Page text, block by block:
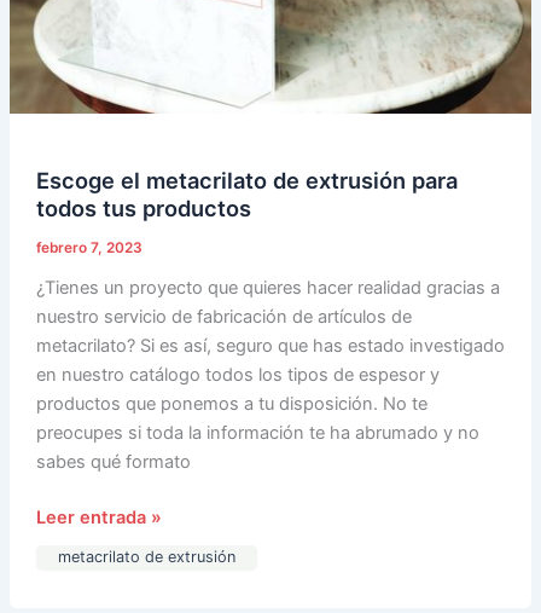
Escoge el metacrilato de extrusión para
todos tus productos
febrero 7, 2023
¿Tienes un proyecto que quieres hacer realidad gracias a
nuestro servicio de fabricación de artículos de
metacrilato? Si es así, seguro que has estado investigado
en nuestro catálogo todos los tipos de espesor y
productos que ponemos a tu disposición. No te
preocupes si toda la información te ha abrumado y no
sabes qué formato
Leer entrada »
metacrilato de extrusión